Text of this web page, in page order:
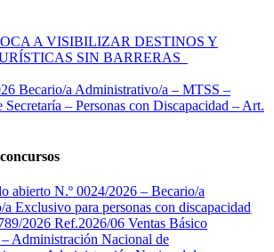
A VISIBILIZAR DESTINOS Y
SIN BARRERAS
Becario/a Administrativo/a – MTSS –
– Personas con Discapacidad – Art.
abierto N.º 0024/2026 – Becario/a
Exclusivo para personas con discapacidad
2026 Ref.2026/06 Ventas Básico
Administración Nacional de